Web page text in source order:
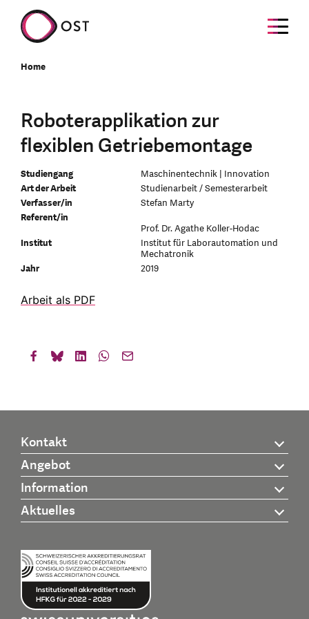
Home
Roboterapplikation zur
flexiblen Getriebemontage
Studiengang
Maschinentechnik | Innovation
Art der Arbeit
Studienarbeit / Semesterarbeit
Verfasser/in
Stefan Marty
Referent/in
Prof. Dr. Agathe Koller-Hodac
Institut
Institut für Laborautomation und
Mechatronik
Jahr
2019
Arbeit als PDF
Kontakt
Angebot
Information
Aktuelles